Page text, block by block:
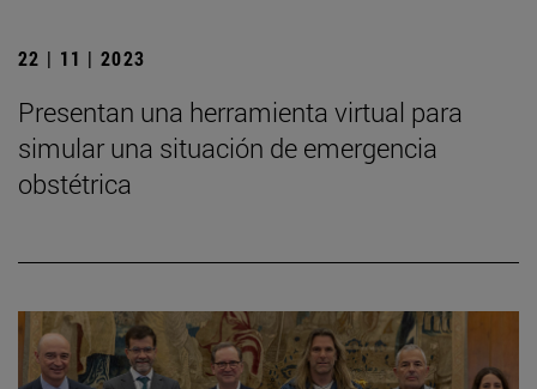
22 | 11 | 2023
Presentan una herramienta virtual para
simular una situación de emergencia
obstétrica